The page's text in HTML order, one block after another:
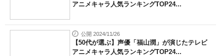
アニメキャラ人気ランキングTOP24...
公開 2024/11/26
【50代が選ぶ】声優「福山潤」が演じたテレビ
アニメキャラ人気ランキングTOP24...